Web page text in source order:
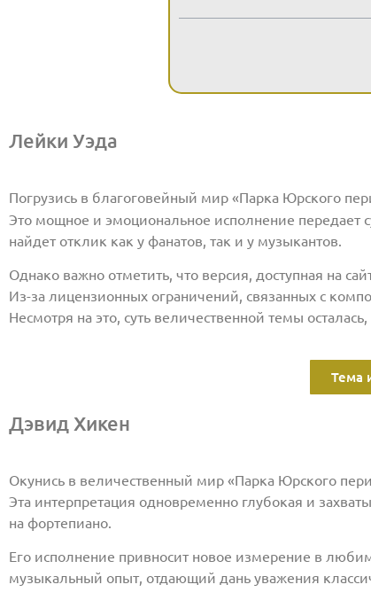
Лейки Уэда
Погрузись в благоговейный мир «Парка Юрского
Это мощное и эмоциональное исполнение передает
найдет отклик как у фанатов, так и у музыкантов.
Однако важно отметить, что версия, доступная на
Из-за лицензионных ограничений, связанных с
Несмотря на это, суть величественной темы
Тема
Дэвид Хикен
Окунись в величественный мир «Парка Юрского
Эта интерпретация одновременно глубокая и
на фортепиано.
Его исполнение привносит новое измерение в
музыкальный опыт, отдающий дань уважения